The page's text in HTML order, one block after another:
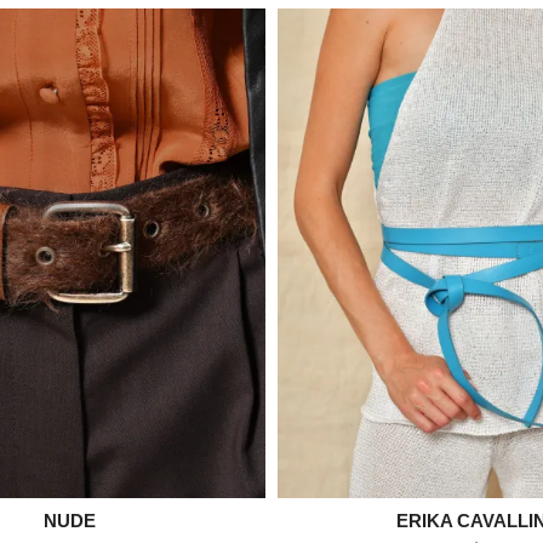
Aperçu rapide
NUDE Aperçu
ERIKA